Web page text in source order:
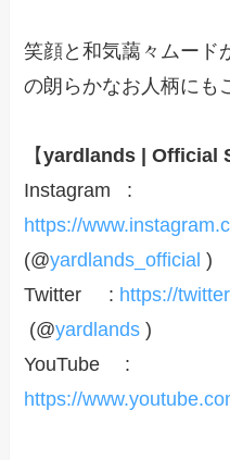
笑顔と和気藹々ムード
の朗らかなお人柄にも
【yardlands | Official
Instagram :
https://
(@yardlands_official )
Twitter : https://twitte
(@yardlands )
YouTube :
https://